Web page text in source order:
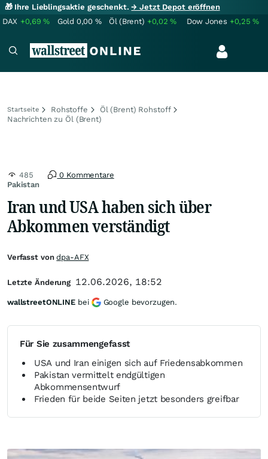
🎁 Ihre Lieblingsaktie geschenkt.→ Jetzt Depot eröffnen
DAX +0,69% Gold 0,00 % Öl (Brent) +0,02% Dow Jones +0,25%
Startseite Rohstoffe
Öl (Brent) Rohstoff
Nachrichten zu Öl (Brent)
Pakistan
485 0 Kommentare
Iran und USA haben sich über
Abkommen verständigt
Für Sie zusammengefasst
USA und Iran einigen sich auf Friedensabkommen
Pakistan vermittelt endgültigen
Abkommensentwurf
Frieden für beide Seiten jetzt besonders greifbar
Verfasst vondpa-AFX
Letzte Änderung 12.06.2026, 18:52
wallstreetONLINE bei Google bevorzugen.